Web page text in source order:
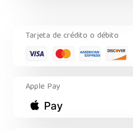
Tarjeta de crédito o débito
Apple Pay